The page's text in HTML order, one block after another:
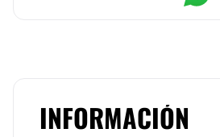
INFORMACIÓN